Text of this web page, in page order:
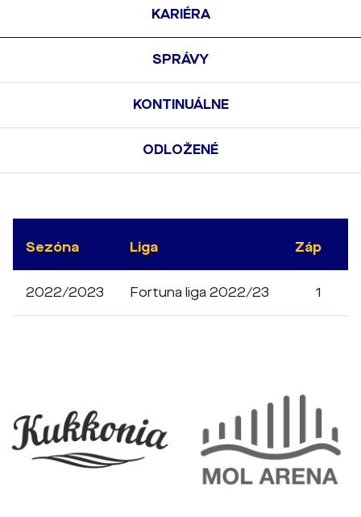
KARIÉRA
SPRÁVY
KONTINUÁLNE
ODLOŽENÉ
Sezóna Liga Záp
2022/2023 Fortuna liga 2022/23 1